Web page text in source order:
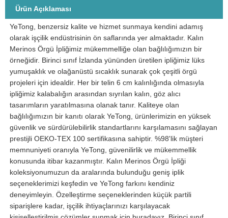
Ürün Açıklaması
YeTong, benzersiz kalite ve hizmet sunmaya kendini adamış
olarak işçilik endüstrisinin ön saflarında yer almaktadır. Kalın
Merinos Örgü İpliğimiz mükemmelliğe olan bağlılığımızın bir
örneğidir. Birinci sınıf İzlanda yününden üretilen ipliğimiz lüks
yumuşaklık ve olağanüstü sıcaklık sunarak çok çeşitli örgü
projeleri için idealdir. Her bir telin 6 cm kalınlığında olmasıyla
ipliğimiz kalabalığın arasından sıyrılan kalın, göz alıcı
tasarımların yaratılmasına olanak tanır. Kaliteye olan
bağlılığımızın bir kanıtı olarak YeTong, ürünlerimizin en yüksek
güvenlik ve sürdürülebilirlik standartlarını karşılamasını sağlayan
prestijli OEKO-TEX 100 sertifikasına sahiptir. %98'lik müşteri
memnuniyeti oranıyla YeTong, güvenilirlik ve mükemmellik
konusunda itibar kazanmıştır. Kalın Merinos Örgü İpliği
koleksiyonumuzun da aralarında bulunduğu geniş iplik
seçeneklerimizi keşfedin ve YeTong farkını kendiniz
deneyimleyin. Özelleştirme seçeneklerinden küçük partili
siparişlere kadar, işçilik ihtiyaçlarınızı karşılayacak